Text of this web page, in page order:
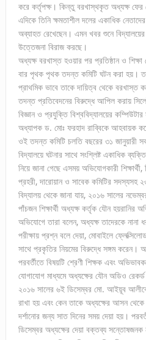
করে কর্তৃপক্ষ। কিন্তু বরখাস্থকৃত অধ্যক্ষ ফের
এদিকে তিনি ক্ষমতাশীল দলের একাধিক
অব্যাহত রেখেছেন। এমন খবর শুনে বিদ্যালয়ের
উত্তেজনা বিরাজ করছে।
অধ্যক্ষ বরখাস্ত হওয়ার পর প্রতিষ্ঠান ও
বার পৃথক পৃথক তদন্ত কমিটি ঘটন করা হয়।
প্রাথমিক ভাবে তাকে দায়িত্ব থেকে
তদন্ত প্রতিবেদনের বিরুদ্ধে আপিল করায়
বিজ্ঞান ও প্রযুক্তি বিশ্ববিদ্যালয়ের কম্পিউটার
অধ্যাপক ড. মোঃ ফরহাদ রাব্বিকে আহবায়ক
ওই তদন্ত কমিটি চলতি বছরের ৩১ জানুয়ারী
বিদ্যালয়ে ঘটনার সাথে সংশ্লিষ্ট একাধিক
নিয়ে জানা গেছে এসময় অভিযোগকারী
প্রহরী, দারোয়ান ও সাবেক কমিটির সদস্যসহ
বিদ্যালয় থেকে জানা যায়, ২০১৬ সালের
পাঁচজন শিক্ষার্থী অধ্যক্ষ কর্তৃক যৌন হয়রানির
অভিযোগে তারা বলেন, অধ্যক্ষ তাদেরকে নানা
পরীক্ষায় প্রশ্ন বলে দেয়া, মোবাইলে
সাথে প্রকৃতির নিয়মের বিরুদ্ধে সঙ্গম করেন।
পরবর্তীতে বিষয়টি শ্রেণী শিক্ষক এবং
যোগাযোগ মাধ্যমে অধ্যক্ষের যৌন অডিও
২০১৬ সালের ৬ই ডিসেম্বর মো. আইয়ূব
রাখা হয় এবং কেন তাকে অধ্যক্ষের আসন
দর্শানোর জন্য সাত দিনের সময় দেয়া হয়।
ডিসেম্বর অধ্যক্ষের দেয়া বক্তব্য সন্তোষজনক